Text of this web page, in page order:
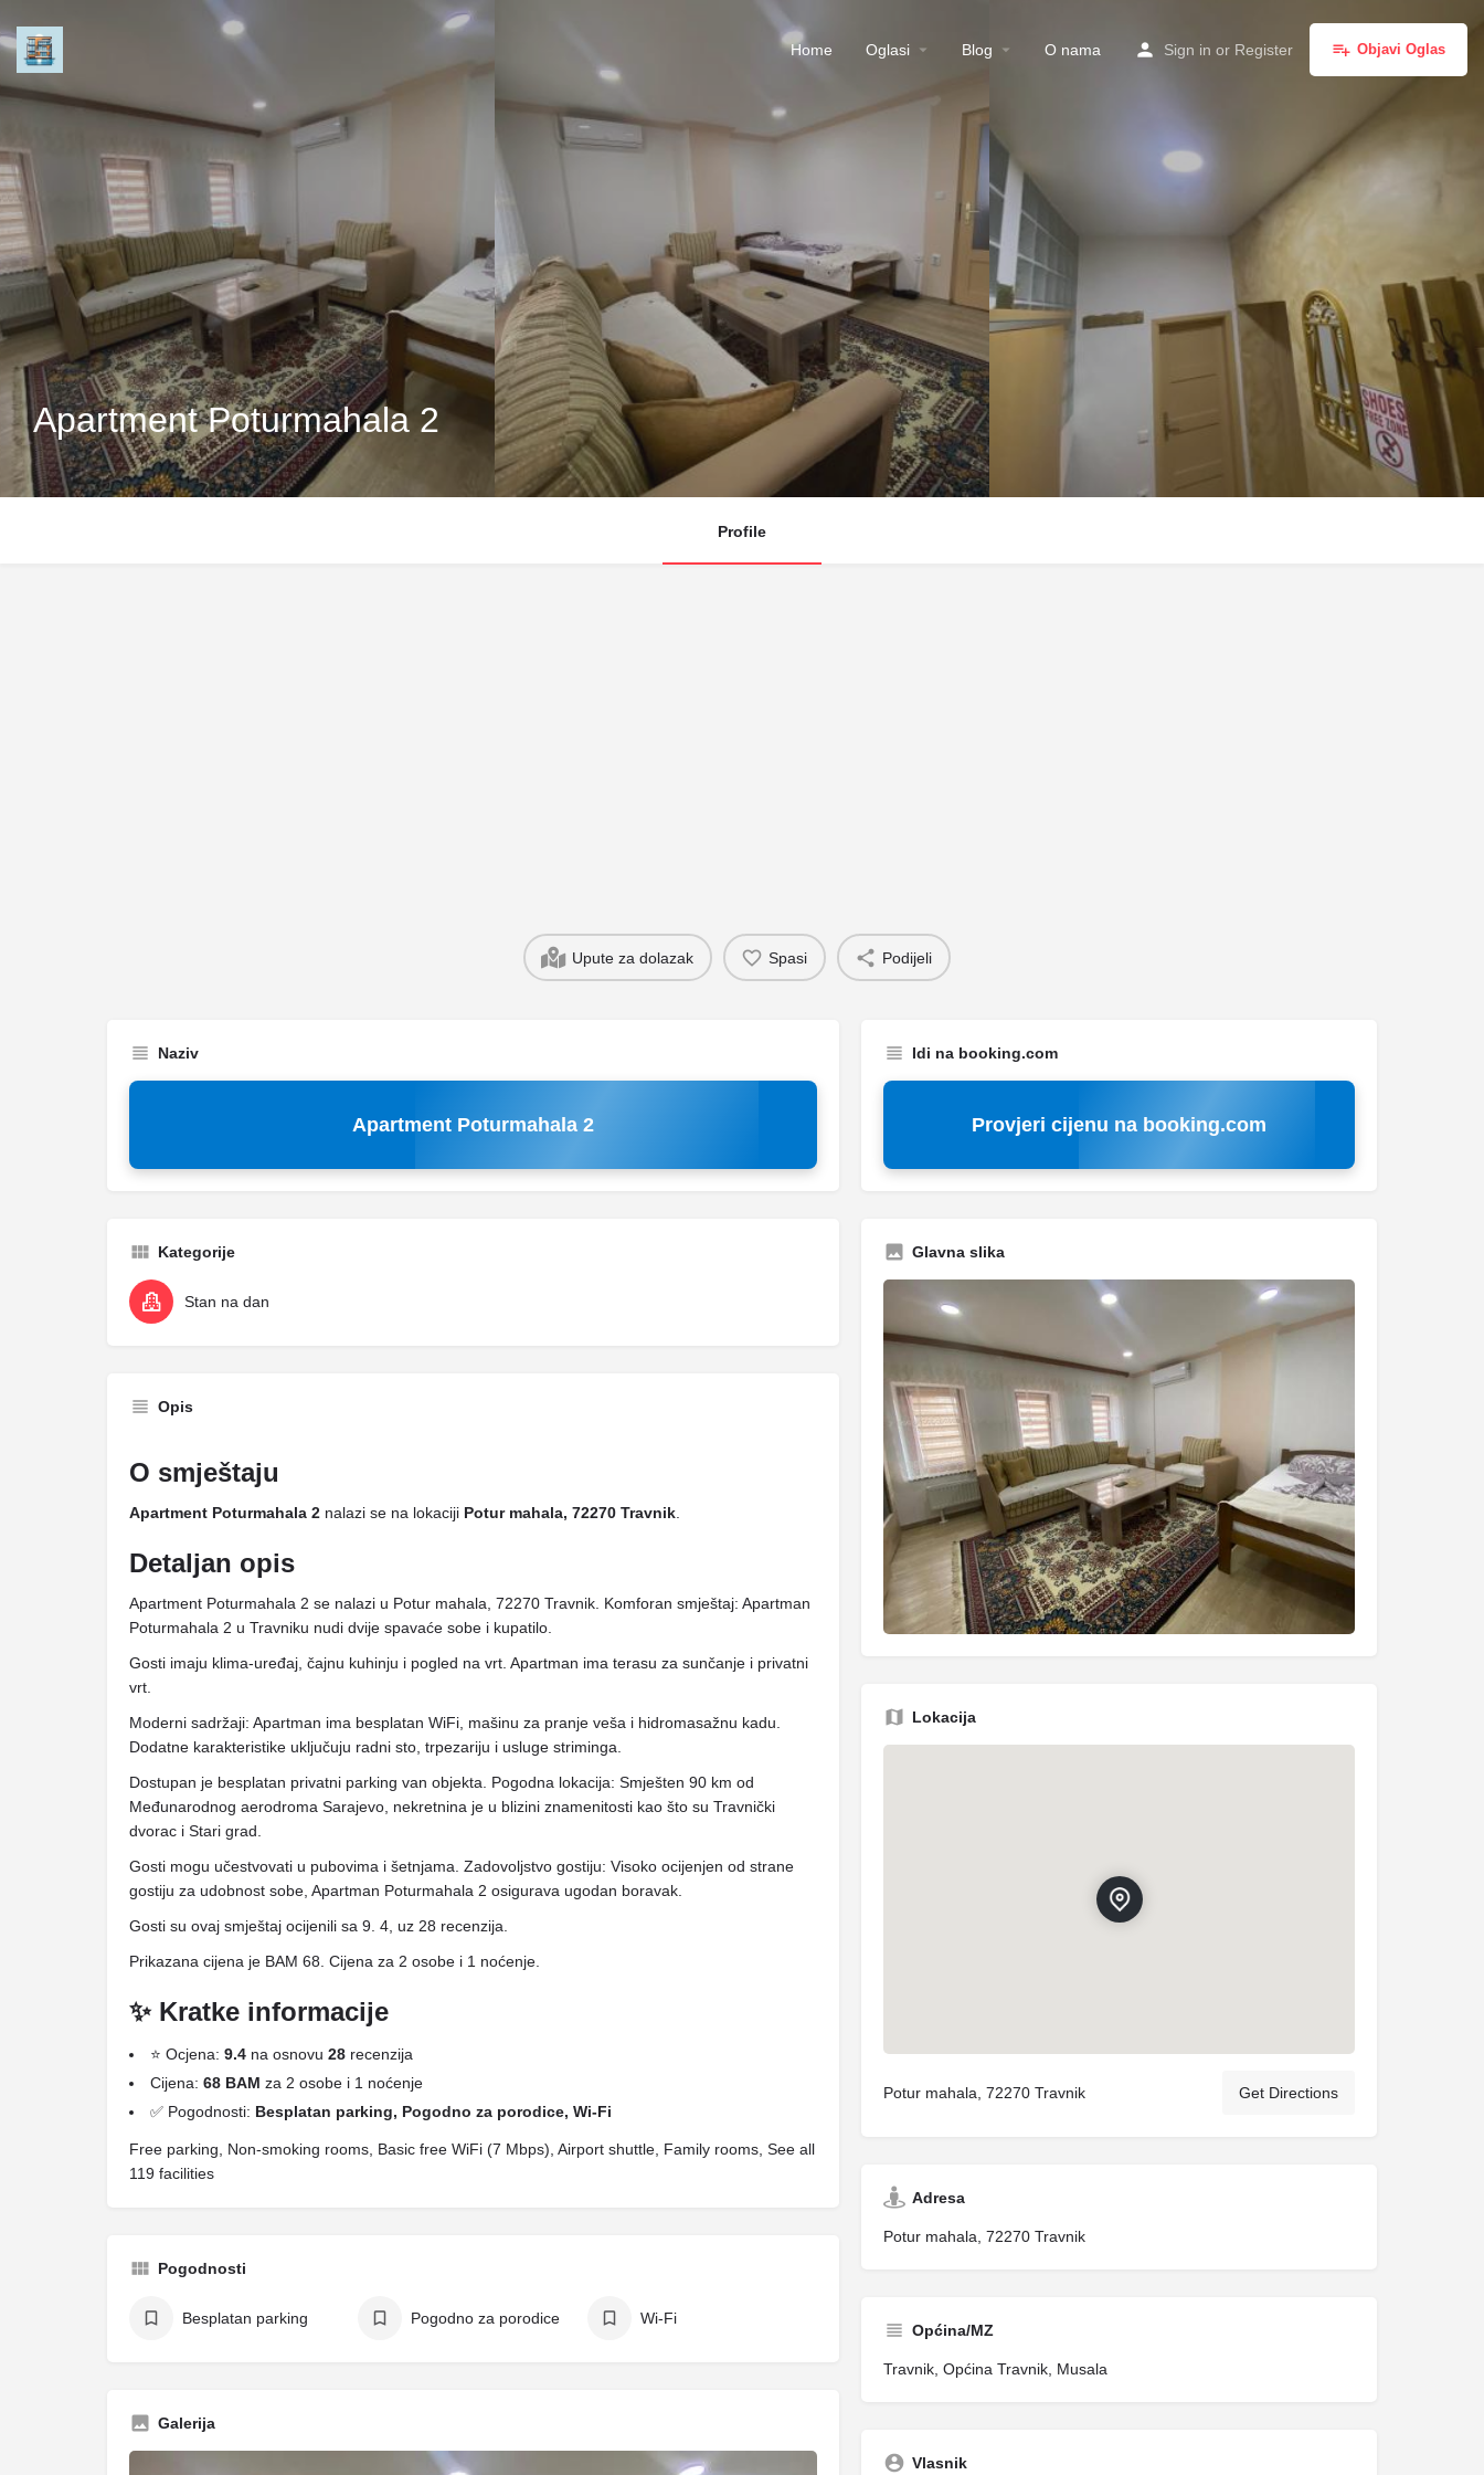
Home Oglasi Blog O nama Sign in or Register Objavi Oglas
Apartment Poturmahala 2
Profile
Upute za dolazak Spasi Podijeli
Naziv
Apartment Poturmahala 2
Kategorije
Stan na dan
Opis
O smještaju
Apartment Poturmahala 2 nalazi se na lokaciji Potur mahala, 72270 Travnik
Detaljan opis
Apartment Poturmahala 2 se nalazi u Potur mahala, 72270 Travnik. Komforan smještaj: Apartman
Poturmahala 2 u Travniku nudi dvije spavaće sobe i kupatilo.
Gosti imaju klima-uređaj, čajnu kuhinju i pogled na vrt. Apartman ima terasu za sunčanje i privatni
vrt.
Moderni sadržaji: Apartman ima besplatan WiFi, mašinu za pranje veša i hidromasažnu kadu.
Dodatne karakteristike uključuju radni sto, trpezariju i usluge striminga.
Dostupan je besplatan privatni parking van objekta. Pogodna lokacija: Smješten 90 km od
Međunarodnog aerodroma Sarajevo, nekretnina je u blizini znamenitosti kao što su Travnički
dvorac i Stari grad.
Gosti mogu učestvovati u pubovima i šetnjama. Zadovoljstvo gostiju: Visoko ocijenjen od strane
gostiju za udobnost sobe, Apartman Poturmahala 2 osigurava ugodan boravak.
Gosti su ovaj smještaj ocijenili sa 9. 4, uz 28 recenzija.
Prikazana cijena je BAM 68. Cijena za 2 osobe i 1 noćenje.
✨ Kratke informacije
⭐ Ocjena: 9.4 na osnovu 28 recenzija
Cijena: 68 BAM za 2 osobe i 1 noćenje
✅ Pogodnosti: Besplatan parking, Pogodno za porodice, Wi-Fi
Free parking, Non-smoking rooms, Basic free WiFi (7 Mbps), Airport shuttle, Family rooms, See all
119 facilities
Pogodnosti
Besplatan parking Pogodno za porodice Wi-Fi
Galerija
Idi na booking.com
Provjeri cijenu na booking.com
Glavna slika
Lokacija
Potur mahala, 72270 Travnik Get Directions
Adresa
Potur mahala, 72270 Travnik
Općina/MZ
Travnik, Općina Travnik, Musala
Vlasnik